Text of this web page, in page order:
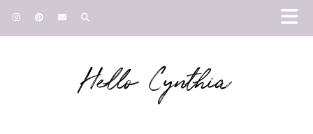
Hello Cynthia